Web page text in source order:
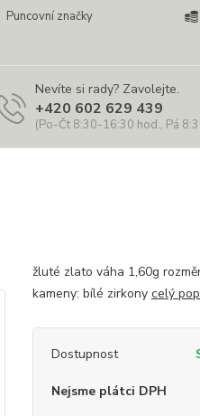
Puncovní značky
Nevíte si rady? Zavolejte.
+420 602 629 439
(Po-Čt 8:30-16:30 hod., Pá
žluté zlato váha 1,60g
kameny: bílé zirkony celý
Dostupnost
Nejsme plátci DPH